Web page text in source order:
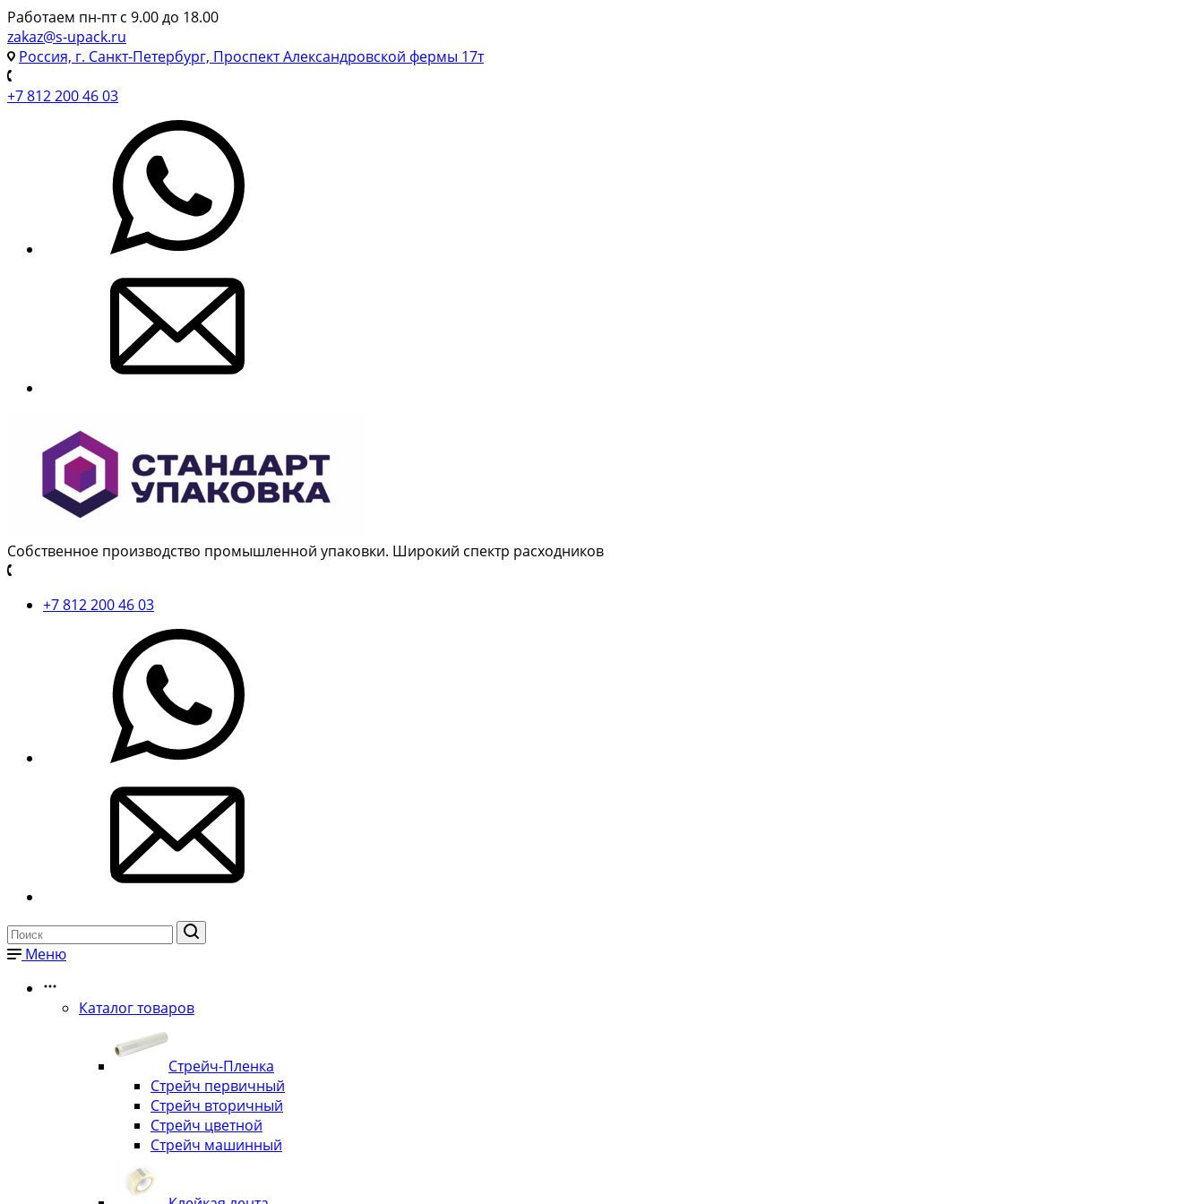
Работаем пн-пт с 9.00 до 18.00
zakaz@s-upack.ru
Россия, г. Санкт-Петербург, Проспект Александровской фермы 17т
+7 812 200 46 03
Собственное производство промышленной упаковки. Широкий спектр расходников
+7 812 200 46 03
Меню
Каталог товаров
Стрейч-Пленка
Стрейч первичный
Стрейч вторичный
Стрейч цветной
Стрейч машинный